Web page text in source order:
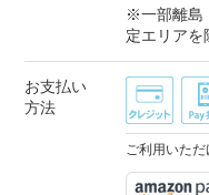
※一部離島
定エリアを
お支払い
方法
ご利用いた